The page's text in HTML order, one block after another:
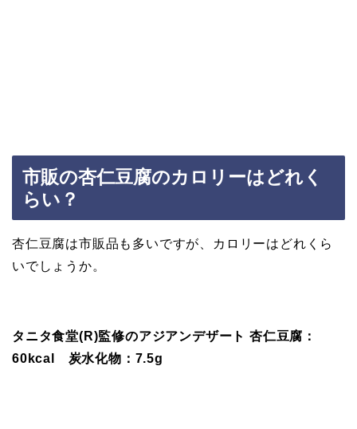
市販の杏仁豆腐のカロリーはどれく
らい？
杏仁豆腐は市販品も多いですが、カロリーはどれくら
いでしょうか。
タニタ食堂(R)監修のアジアンデザート 杏仁豆腐：
60kcal 炭水化物：7.5g